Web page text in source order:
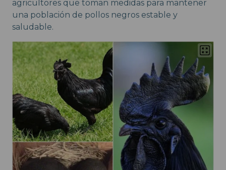
agricultores que toman medidas para mantener
una población de pollos negros estable y
saludable.